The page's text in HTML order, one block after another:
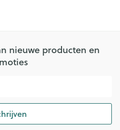
nieuwe producten en